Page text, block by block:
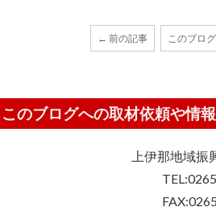
← 前の記事 このブロ
このブログへの取材依頼や情
上伊那地域振